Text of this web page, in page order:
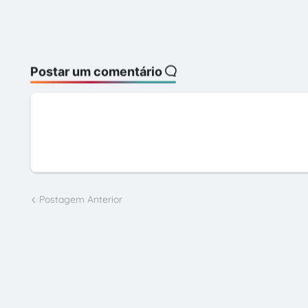
Postar um comentário
Postagem Anterior